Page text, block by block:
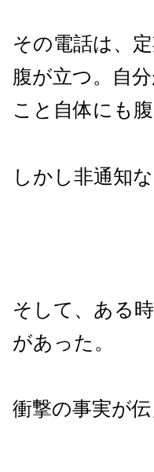
その電話は、
腹が立つ。自
こと自体にも腹
しかし非通知
そして、ある
があった。
衝撃の事実が伝